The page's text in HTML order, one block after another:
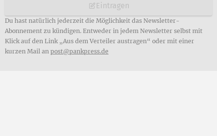
Eintragen
Du hast natürlich jederzeit die Möglichkeit das Newsletter-
Abonnement zu kündigen. Entweder in jedem Newsletter selbst mit
Klick auf den Link „Aus dem Verteiler austragen“ oder mit einer
kurzen Mail an post@pankpress.de